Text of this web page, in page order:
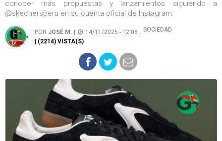
conocer más propuestas y lanzamientos siguiendo a
@skechersperu en su cuenta oficial de Instagram.
POR JOSÉ M. 14/11/2025 - 12:08 |
SOCIEDAD
| (2214) VISTA(S)